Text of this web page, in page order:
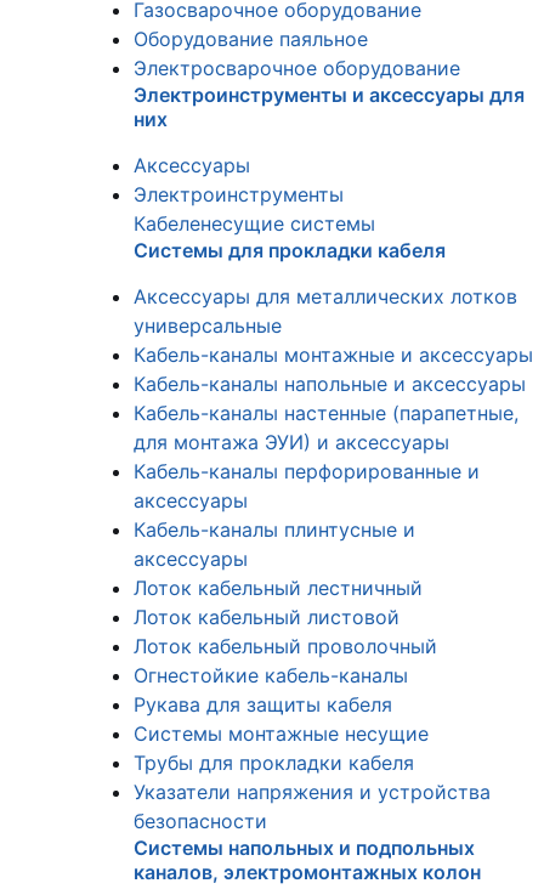
Газосварочное оборудование
Оборудование паяльное
Электросварочное оборудование
Электроинструменты и аксессуары для
них
Аксессуары
Электроинструменты
Кабеленесущие системы
Системы для прокладки кабеля
Аксессуары для металлических лотков
универсальные
Кабель-каналы монтажные и аксессуары
Кабель-каналы напольные и аксессуары
Кабель-каналы настенные (парапетные,
для монтажа ЭУИ) и аксессуары
Кабель-каналы перфорированные и
аксессуары
Кабель-каналы плинтусные и
аксессуары
Лоток кабельный лестничный
Лоток кабельный листовой
Лоток кабельный проволочный
Огнестойкие кабель-каналы
Рукава для защиты кабеля
Системы монтажные несущие
Трубы для прокладки кабеля
Указатели напряжения и устройства
безопасности
Системы напольных и подпольных
каналов, электромонтажных колон